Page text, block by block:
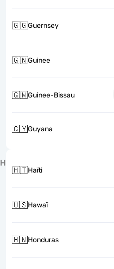
🇬🇬Guernsey
🇬🇳Guinee
🇬🇼Guinee-Bissau
🇬🇾Guyana
H
🇭🇹Haïti
🇺🇸Hawaï
🇭🇳Honduras